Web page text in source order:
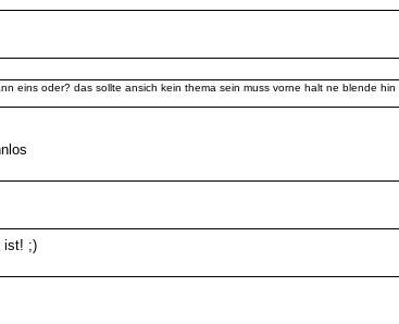
eins oder? das sollte ansich kein thema sein muss vorne halt ne blende hin
ist! ;)